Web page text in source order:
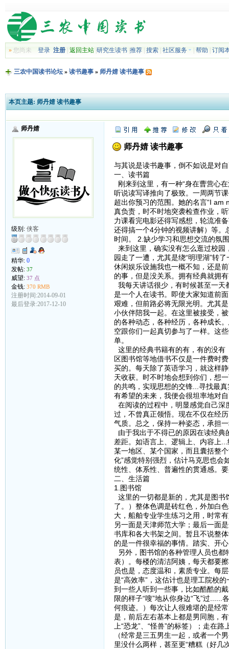
»您尚未 登录 注册| 返回主站| 研究生读书| 推荐| 搜索| 社区服务 帮助 订阅
三农中国读书论坛» 读书趣事» 师丹婧 读书趣事
本页主题: 师丹婧 读书趣事
师丹婧
级别: 侠客
精华: 0
发帖: 37
威望: 37 点
金钱: 370 RMB
注册时间:2014-09-01
最后登录:2017-12-10
师丹婧 读书趣事
与其说是读书趣事，倒不如说是对
一、读书篇
刚来到这里，有一种“身在曹营心
听说读写译推向了极致。一周两节
超出你预习的范围。她的名言“I
真负责，时不时地突袭检查作业，
力课看完电影还得写感想，轮流准
还得搞一个4分钟的视频讲解）等
时间。 2.缺少学习和思想交流的氛
来到这里，确实没有怎么逛过校
园走了一遭，尤其是绕“明理湖”转
休闲娱乐设施我也一概不知，还是
的事，但是没关系。拥有经典就拥
我每天讲话很少，有时候甚至一天
是一个人在读书。即使大家知道前
艰难，但前路必将无限光明。尤其
小伙伴陪我一起。在这里被接受，
的各种动态，各种经历，各种成长
空跟你们一起真切参与了一样。这
单。
这里的经典书籍有的有，有的没
区图书馆等地借书不仅是一件费时
买的。每天除了英语学习，就这样
天收获。时不时地会想到你们，想
的共鸣，实现思想的交锋...寻找最
有希望的未来，我便会很坦率地对
在阅读的过程中，明显感觉自己
过，不曾真正领悟。现在不仅在经
气质。总之，保持一种姿态，承担
由于我出于不得已的原因在读经
差距。如语言上、逻辑上、内容上
某一地区、某个国家，而且囊括整
化”感觉特别强烈，估计马克思也会
统性、体系性、普遍性的贯通感。
二、生活篇
1.图书馆
这里的一切都是新的，尤其是图
了。）整体色调是砖红色，外加白
大，船舶专业学生练习之用，时常
另一面是天津师范大学；最后一面
书库和各大书架之间。暂且不说整
的是一件很幸福的事情。踏实、开
另外，图书馆的各种管理人员也都
表）。每楼的清洁阿姨，每天都要
员也是，态度温和，素质专业。每
是“高效率”，这估计也是理工院校
到一些人听到一些事，比如酷酷的
限的样子“嗖”地从你身边“飞”过
何痕迹。）每次让人很难堪的是经
是，前后左右基本上都是男同胞，
上“恐龙”、“怪兽”的标签）；走在
（经常是三五男生一起，或者一个
里没什么两样，甚至更“糟糕（好几